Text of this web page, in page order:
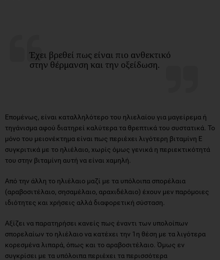
Έχει βρεθεί πως είναι πιο ανθεκτικό
στην θέρμανση και την οξείδωση.
Επομένως, είναι καταλληλότερο του ηλιελαίου για μαγείρεμα ή
τηγάνισμα αφού διατηρεί καλύτερα τα θρεπτικά του συστατικά. Το
μόνο του μειονέκτημα είναι πως περιέχει λιγότερη βιταμίνη Ε
συγκριτικά με το ηλιέλαιο, χωρίς όμως γενικά η περιεκτικότητά
του στην βιταμίνη αυτή να είναι χαμηλή.
Από την άλλη το ηλιέλαιο μαζί με τα υπόλοιπα σπορέλαια
(αραβοσιτέλαιο, σησαμέλαιο, αραχιδέλαιο) έχουν μεν παρόμοιες
ιδιότητες και χρήσεις αλλά διαφορετική σύσταση.
Αξίζει να παρατηρήσει κανείς πως έναντι των υπολοίπων
σπορελαίων το ηλιέλαιο να κατέχει την 1η θέση με τα λιγότερα
κορεσμένα λιπαρά, όπως και το αραβοσιτέλαιο. Όμως εν
συγκρίσει με τα υπόλοιπα περιέχει τα περισσότερα